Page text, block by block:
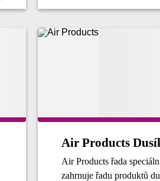
Air Products
Air Products řada
zahrnuje řadu produktů